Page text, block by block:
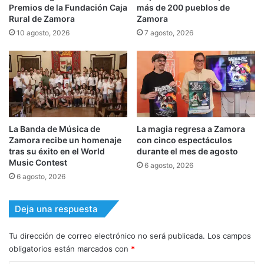
Premios de la Fundación Caja
Rural de Zamora
10 agosto, 2026
más de 200 pueblos de
Zamora
7 agosto, 2026
La Banda de Música de
Zamora recibe un homenaje
tras su éxito en el World
Music Contest
6 agosto, 2026
La magia regresa a Zamora
con cinco espectáculos
durante el mes de agosto
6 agosto, 2026
Deja una respuesta
Tu dirección de correo electrónico no será publicada. Los campos
obligatorios están marcados con *